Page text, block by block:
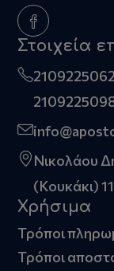
Στοιχεία
2109225062
Νικολάου
(Κουκάκι)
Χρήσιμα
Τρόποι
Τρόποι